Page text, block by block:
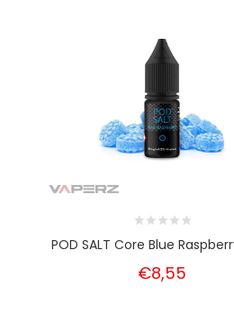
POD SALT Core Blue
€8,55